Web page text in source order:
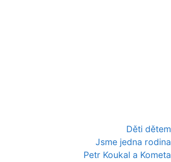
Děti dětem
Jsme jedna rodina
Petr Koukal a Kometa